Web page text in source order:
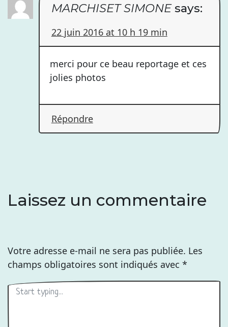
MARCHISET SIMONE says:
22 juin 2016 at 10 h 19 min
merci pour ce beau reportage et ces
jolies photos
Répondre
Laissez un commentaire
Votre adresse e-mail ne sera pas publiée. Les
champs obligatoires sont indiqués avec *